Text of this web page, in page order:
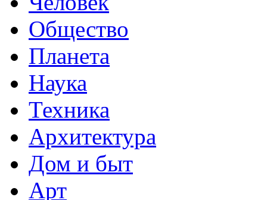
Общество
Планета
Наука
Техника
Архитектура
Дом и быт
Арт